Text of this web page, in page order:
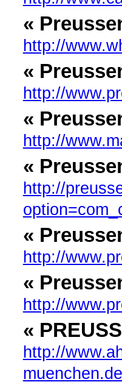
«
http://
«
http://
«
http://
«
http://
«
http://
«
http://
«
http://